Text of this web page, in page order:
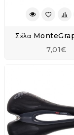
7,01€